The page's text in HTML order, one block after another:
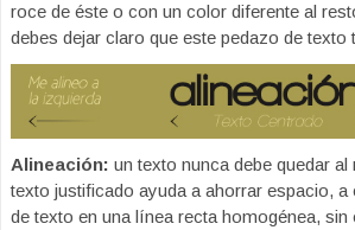
roce de éste o con un color diferente al
debes dejar claro que este pedazo de texto
Alineación: un texto nunca debe quedar al
texto justificado ayuda a ahorrar espacio, a
de texto en una línea recta homogénea,